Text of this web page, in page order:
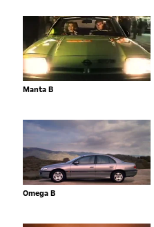
Manta B
Omega B